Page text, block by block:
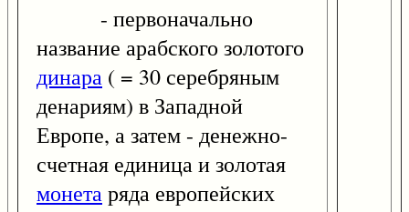
- первоначально
название арабского золотого
динара ( = 30 серебряным
денариям) в Западной
Европе, а затем - денежно-
счетная единица и золотая
монетаряда европейских